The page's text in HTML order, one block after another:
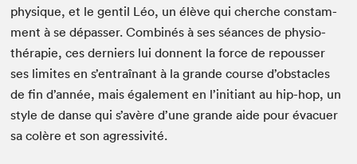
physique, et le gen­til Léo, un élève qui cherche con­stam­
ment à se dépass­er. Com­binés à ses séances de phys­io­
thérapie, ces derniers lui don­nent la force de repouss­er
ses lim­ites en s’en­traî­nant à la grande course d’ob­sta­cles
de fin d’an­née, mais égale­ment en l’ini­tiant au hip-hop, un
style de danse qui s’avère d’une grande aide pour évac­uer
sa colère et son agressivité.